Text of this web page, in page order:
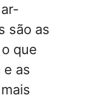
são as
que
e as